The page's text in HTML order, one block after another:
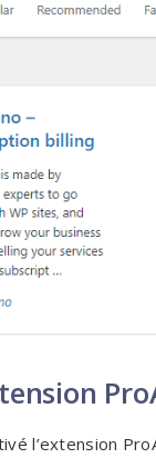
l’extension